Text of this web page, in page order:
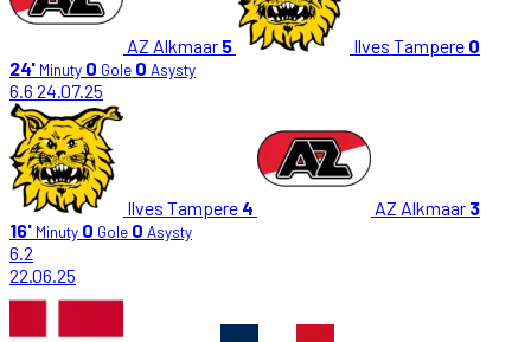
AZ Alkmaar 5 Ilves Tampere 0
24' Minuty 0 Gole 0 Asysty
6.6 24.07.25
Ilves Tampere 4 AZ Alkmaar 3
16' Minuty 0 Gole 0 Asysty
6.2
22.06.25